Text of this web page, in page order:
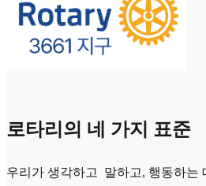
로타리의 네 가지 표준
우리가 생각하고 말하고, 행동하는